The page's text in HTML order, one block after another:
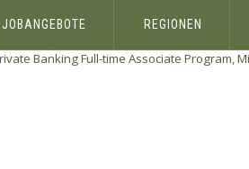
JOBANGEBOTE REGIONEN
Banking Full-time Associate Program,